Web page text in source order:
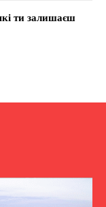
ти залишаєш